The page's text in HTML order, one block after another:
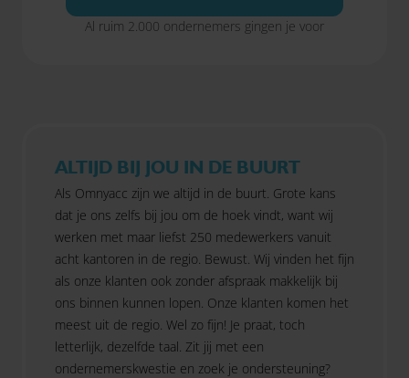
Al ruim 2.000 ondernemers gingen je voor
ALTIJD BIJ JOU IN DE BUURT
Als Omnyacc zijn we altijd in de buurt. Grote kans
dat je ons zelfs bij jou om de hoek vindt, want wij
werken met maar liefst 250 medewerkers vanuit
acht kantoren in de regio. Bewust. Wij vinden het fijn
als onze klanten ook zonder afspraak makkelijk bij
ons binnen kunnen lopen. Onze klanten komen het
meest uit de regio. Wel zo fijn! Je praat, toch
letterlijk, dezelfde taal. Zit jij met een
ondernemerskwestie en zoek je ondersteuning?